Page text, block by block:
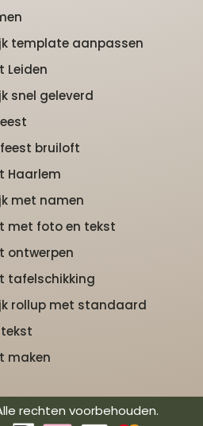
template aanpassen
Leiden
snel geleverd
bruiloft
Haarlem
met namen
met foto en tekst
ontwerpen
tafelschikking
rollup met standaard
maken
rechten voorbehouden.